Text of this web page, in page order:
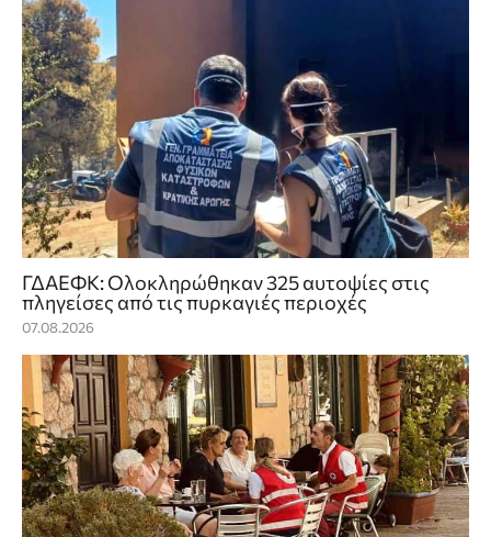
ΓΔΑΕΦΚ: Ολοκληρώθηκαν 325 αυτοψίες στις
πληγείσες από τις πυρκαγιές περιοχές
07.08.2026